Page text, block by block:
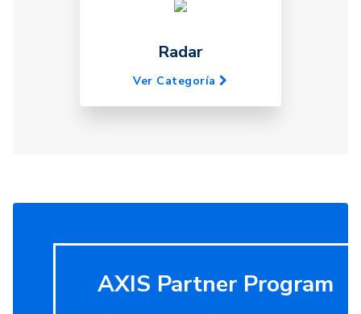
Radar
Ver Categoría
AXIS Partner Program